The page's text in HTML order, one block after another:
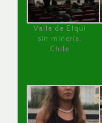
Valle de Elqui
sin minería.
Chile